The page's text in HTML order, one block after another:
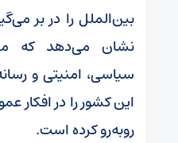
بین‌الملل را در بر
نشان می‌دهد که
سیاسی، امنیتی و
این کشور را در افکار
روبه‌رو کرده است.